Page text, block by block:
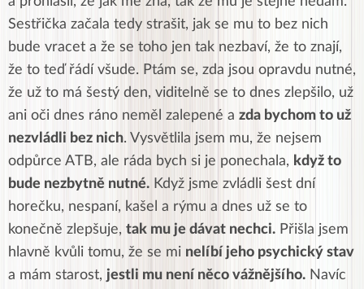
Sestřička začala tedy strašit, jak se mu to bez nich
bude vracet a že se toho jen tak nezbaví, že to znají,
že to teď řádí všude. Ptám se, zda jsou opravdu nutné,
že už to má šestý den, viditelně se to dnes zlepšilo, už
ani oči dnes ráno neměl zalepené a zda bychom to už
nezvládli bez nich. Vysvětlila jsem mu, že nejsem
odpůrce ATB, ale ráda bych si je ponechala, když to
bude nezbytně nutné. Když jsme zvládli šest dní
horečku, nespaní, kašel a rýmu a dnes už se to
konečně zlepšuje, tak mu je dávat nechci. Přišla jsem
hlavně kvůli tomu, že se mi nelíbí jeho psychický stav
a mám starost, jestli mu není něco vážnějšího. Navíc